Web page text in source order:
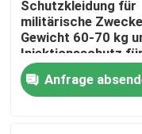
Zu Hause
Produkte
Schutzkleidung für
militärische Zwecke
Gewicht 60-70 kg
Injektionsschutz für
Größe/
Anfrage